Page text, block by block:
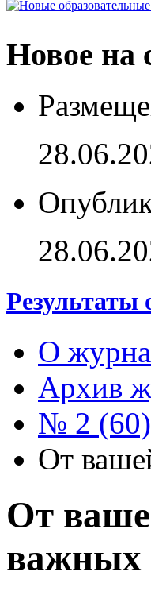
Новое на
Результаты
О
Архив
№ 2
От
От
важных